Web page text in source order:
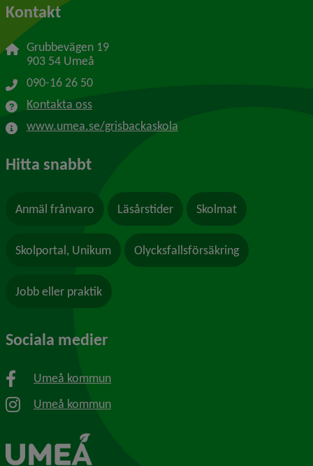
Kontakt
Grubbevägen 19
903 54 Umeå
090-16 26 50
Kontakta oss
www.umea.se/grisbackaskola
Hitta snabbt
Anmäl frånvaro Läsårstider Skolmat
Skolportal, Unikum Olycksfallsförsäkring
Jobb eller praktik
Sociala medier
Umeå kommun
Umeå kommun